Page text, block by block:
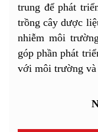
trung để phát
trồng cây dược
nhiễm môi
góp phần phát
với môi trường